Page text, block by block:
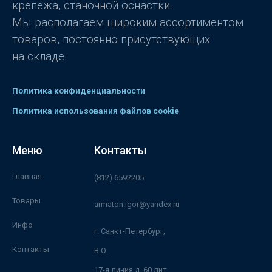
крепежа, станочной оснастки.
Мы располагаем широким ассортиментом
товаров, постоянно присутствующих
на складе.
Политика конфиденциальности
Политика использования файлов cookie
Меню
Главная
Товары
Инфо
Контакты
Контакты
(812) 6592205
armaton.igor@yandex.ru
г. Санкт-Петербург,
В.О.
17-я линия д. 60 лит.